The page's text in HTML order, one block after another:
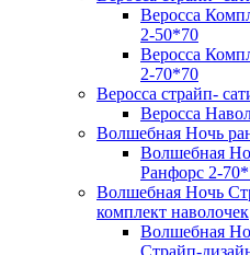
Веросса
2-50*70
Веросса
2-70*70
Веросса страйп-
Веросса
Волшебная Ночь
Волшебная
Ранфорс 2-
Волшебная Ночь
комплект наволочек
Волшебная